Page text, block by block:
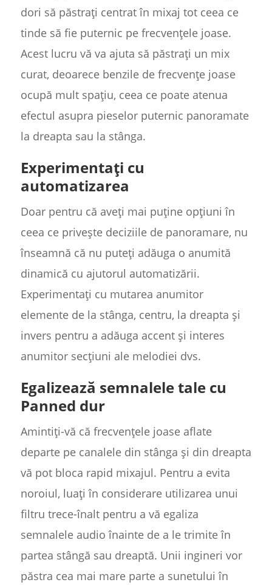
dori să păstrați centrat în mixaj tot ceea ce
tinde să fie puternic pe frecvențele joase.
Acest lucru vă va ajuta să păstrați un mix
curat, deoarece benzile de frecvențe joase
ocupă mult spațiu, ceea ce poate atenua
efectul asupra pieselor puternic panoramate
la dreapta sau la stânga.
Experimentați cu
automatizarea
Doar pentru că aveți mai puține opțiuni în
ceea ce privește deciziile de panoramare, nu
înseamnă că nu puteți adăuga o anumită
dinamică cu ajutorul automatizării.
Experimentați cu mutarea anumitor
elemente de la stânga, centru, la dreapta și
invers pentru a adăuga accent și interes
anumitor secțiuni ale melodiei dvs.
Egalizează semnalele tale cu
Panned dur
Amintiți-vă că frecvențele joase aflate
departe pe canalele din stânga și din dreapta
vă pot bloca rapid mixajul. Pentru a evita
noroiul, luați în considerare utilizarea unui
filtru trece-înalt pentru a vă egaliza
semnalele audio înainte de a le trimite în
partea stângă sau dreaptă. Unii ingineri vor
păstra cea mai mare parte a sunetului în